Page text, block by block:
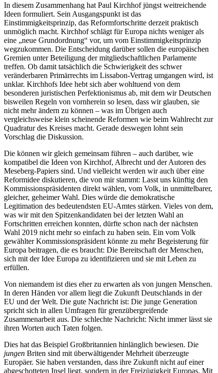
In diesem Zusammenhang hat Paul Kirchhof jüngst weitreichende
Ideen formuliert. Sein Ausgangspunkt ist das
Einstimmigkeitsprinzip, das Reformfortschritte derzeit praktisch
unmöglich macht. Kirchhof schlägt für Europa nichts weniger als
eine „neue Grundordnung“ vor, um vom Einstimmigkeitsprinzip
wegzukommen. Die Entscheidung darüber sollen die europäischen
Gremien unter Beteiligung der mitgliedschaftlichen Parlamente
treffen. Ob damit tatsächlich die Schwierigkeit des schwer
veränderbaren Primärrechts im Lissabon-Vertrag umgangen wird, ist
unklar. Kirchhofs Idee hebt sich aber wohltuend von dem
besonderen juristischen Perfektionismus ab, mit dem wir Deutschen
bisweilen Regeln von vornherein so lesen, dass wir glauben, sie
nicht mehr ändern zu können – was im Übrigen auch
vergleichsweise klein scheinende Reformen wie beim Wahlrecht zur
Quadratur des Kreises macht. Gerade deswegen lohnt sein
Vorschlag die Diskussion.
Die können wir gleich gemeinsam führen – auch darüber, wie
kompatibel die Ideen von Kirchhof, Albrecht und der Autoren des
Meseberg-Papiers sind. Und vielleicht werden wir auch über eine
Reformidee diskutieren, die von mir stammt: Lasst uns künftig den
Kommissionspräsidenten direkt wählen, vom Volk, in unmittelbarer,
gleicher, geheimer Wahl. Dies würde die demokratische
Legitimation des bedeutendsten EU-Amtes stärken. Vieles von dem,
was wir mit den Spitzenkandidaten bei der letzten Wahl an
Fortschritten erreichen konnten, dürfte schon nach der nächsten
Wahl 2019 nicht mehr so einfach zu haben sein. Ein vom Volk
gewählter Kommissionspräsident könnte zu mehr Begeisterung für
Europa beitragen, die es braucht: Die Bereitschaft der Menschen,
sich mit der Idee Europa zu identifizieren und sie mit Leben zu
erfüllen.
Von niemandem ist dies eher zu erwarten als von jungen Menschen.
In deren Händen vor allem liegt die Zukunft Deutschlands in der
EU und der Welt. Die gute Nachricht ist: Die junge Generation
spricht sich in allen Umfragen für grenzübergreifende
Zusammenarbeit aus. Die schlechte Nachricht: Nicht immer lässt sie
ihren Worten auch Taten folgen.
Dies hat das Beispiel Großbritannien hinlänglich bewiesen. Die
jungen Briten sind mit überwältigender Mehrheit überzeugte
Europäer. Sie haben verstanden, dass ihre Zukunft nicht auf einer
abgeschotteten Insel liegt, sondern in der Freizügigkeit Europas. Mit